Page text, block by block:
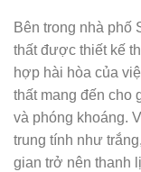
Bên trong nhà phố
thất được thiết kế
hợp hài hòa của
thất mang đến cho
và phóng khoáng.
trung tính như
gian trở nên thanh